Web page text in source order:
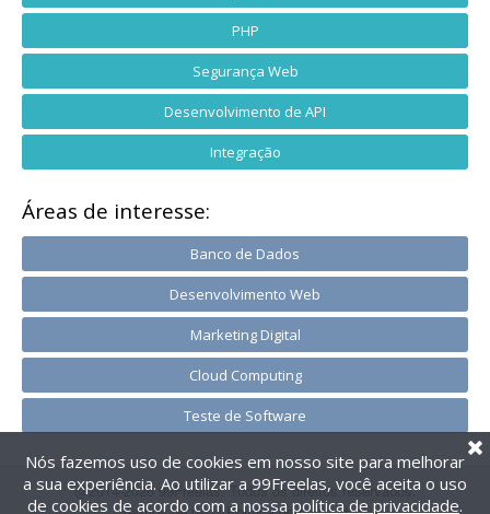
PHP
Segurança Web
Desenvolvimento de API
Integração
Áreas de interesse:
Banco de Dados
Desenvolvimento Web
Marketing Digital
Cloud Computing
Teste de Software
@2014-2026 99Freelas. Todos os direitos reservados.
Nós fazemos uso de cookies em nosso site para melhorar
a sua experiência. Ao utilizar a 99Freelas, você aceita o uso
de cookies de acordo com a nossa política de privacidade.